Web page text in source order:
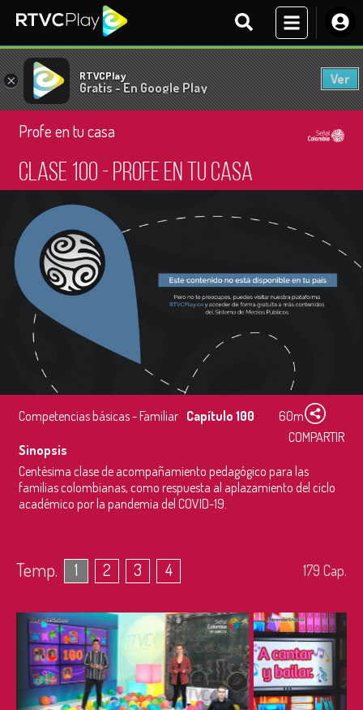
× RTVCPlay
Gratis - En Google Play
Ver
Profe en tu casa
Clase 100 - Profe en tu casa
Competencias básicas - Familiar Capítulo 100
60m
COMPARTIR
Sinopsis
Centésima clase de acompañamiento pedagógico para las
familias colombianas, como respuesta al aplazamiento del ciclo
académico por la pandemia del COVID-19.
Temp. 1 2 3 4 179 Cap.